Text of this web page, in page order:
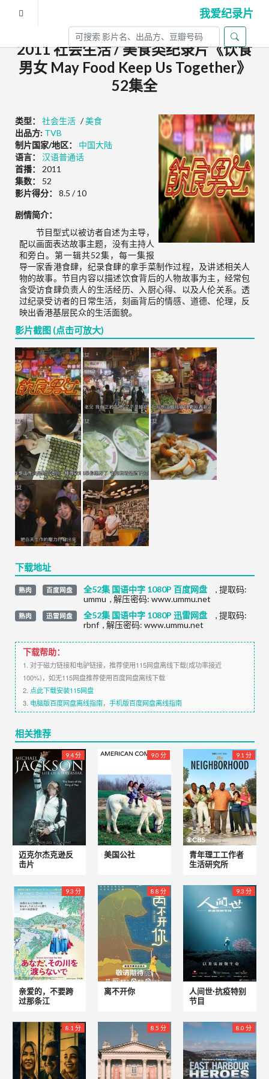
我爱纪录片
2011 社会生活 / 美食类纪录片《饮食
男女 May Food Keep Us Together》
52集全
类型： 社会生活 /美食
出品方: TVB
制片国家/地区：
中国大陆
语言：
汉语普通话
首播：
2011
集数：
52
影片得分：
8.5 / 10
剧情简介：
节目型式以被访者自述为主导，
配以画面表达故事主题，没有主持人
和旁白。第一辑共52集，每一集报
导一家香港食肆，纪录食肆的拿手菜制作过程，及讲述相关人
物的故事。节目内容以描述饮食背后的人物故事为主，经常包
含受访食肆负责人的生活经历、入厨心得、以及人伦关系。透
过纪录受访者的日常生活，刻画背后的情感、道德、伦理，反
映出香港基层民众的生活面貌。
影片截图 (点击可放大)
下载地址
熟肉 百度网盘 全52集 国语中字 1080P 百度网盘 , 提取码:
ummu , 解压密码: www.ummu.net
熟肉 迅雷网盘 全52集 国语中字 1080P 迅雷网盘 , 提取码:
rbnf, 解压密码: www.ummu.net
下载帮助：
1. 对于磁力链接和电驴链接，推荐使用115网盘离线下载(成功率接近
100%)，如无115网盘推荐使用百度网盘离线下载
2. 点此下载安装115网盘
3. 电脑版百度网盘离线指南， 手机版百度网盘离线指南
相关推荐
9.4 分
迈克尔杰克逊反
击片
9.0 分
美国公社
9.1 分
青年理工工作者
生活研究所
9.3 分
亲爱的，不要跨
过那条江
8.8 分
离不开你
9.3 分
人间世·抗疫特别
节目
8.1 分 8.5 分 8.0 分